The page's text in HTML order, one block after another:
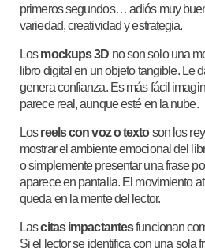
primeros segundos… adiós muy
variedad, creatividad y estrategia.
Losmockups 3D no son solo una
libro digital en un objeto tangible. Le
genera confianza. Es más fácil
parece real, aunque esté en la nube.
Losreels con voz o textoson los
mostrar el ambiente emocional del
o simplemente presentar una frase
aparece en pantalla. El movimiento
queda en la mente del lector.
Lascitas impactantesfuncionan
Si el lector se identifica con una sola